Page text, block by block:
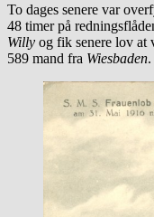
To dages senere var
48 timer på
Willy og fik senere lov at
589 mand fra Wiesbaden.